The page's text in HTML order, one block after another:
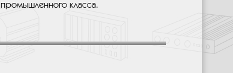
промышленного класса.